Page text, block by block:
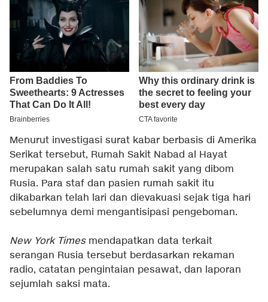
Menurut investigasi surat kabar berbasis di Amerika
Serikat tersebut, Rumah Sakit Nabad al Hayat
merupakan salah satu rumah sakit yang dibom
Rusia. Para staf dan pasien rumah sakit itu
dikabarkan telah lari dan dievakuasi sejak tiga hari
sebelumnya demi mengantisipasi pengeboman.
New York Timesmendapatkan data terkait
serangan Rusia tersebut berdasarkan rekaman
radio, catatan pengintaian pesawat, dan laporan
sejumlah saksi mata.